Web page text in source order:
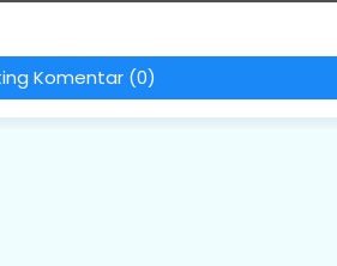
Komentar (0)